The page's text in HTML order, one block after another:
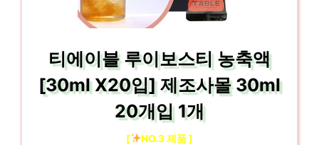
티에이블 루이보스티 농축액
[30ml X20입] 제조사몰 30ml
20개입 1개
[ NO.3 제품 ]